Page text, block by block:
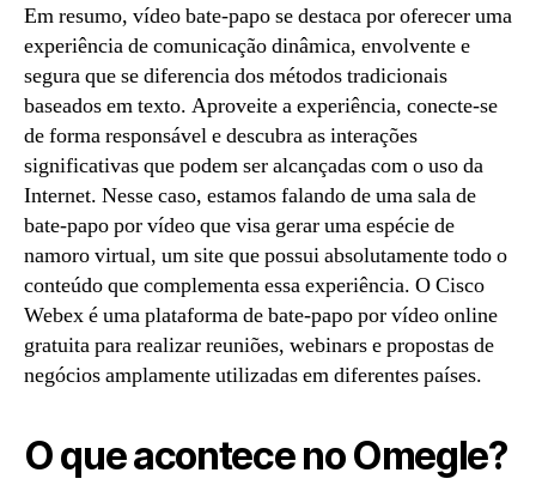
Em resumo, vídeo bate-papo se destaca por oferecer uma
experiência de comunicação dinâmica, envolvente e
segura que se diferencia dos métodos tradicionais
baseados em texto. Aproveite a experiência, conecte-se
de forma responsável e descubra as interações
significativas que podem ser alcançadas com o uso da
Internet. Nesse caso, estamos falando de uma sala de
bate-papo por vídeo que visa gerar uma espécie de
namoro virtual, um site que possui absolutamente todo o
conteúdo que complementa essa experiência. O Cisco
Webex é uma plataforma de bate-papo por vídeo online
gratuita para realizar reuniões, webinars e propostas de
negócios amplamente utilizadas em diferentes países.
O que acontece no Omegle?